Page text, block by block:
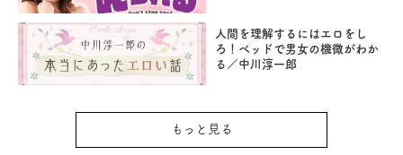
人間を理解するにはエロをし
ろ！ベッドで男女の機微がわか
る／中川淳一郎
もっと見る